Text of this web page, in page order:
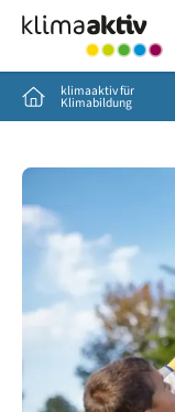
Home klimaaktiv für
Klimabildung